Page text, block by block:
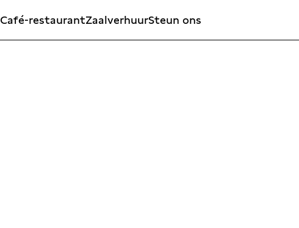
Café-restaurantZaalverhuurSteun ons